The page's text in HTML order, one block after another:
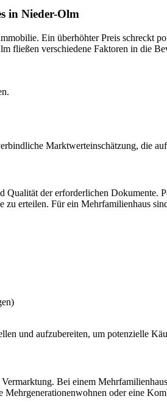
in Nieder-Olm
Ein überhöhter Preis schreckt
fließen verschiedene Faktoren in die
Marktwerteinschätzung, die
der erforderlichen
zu erteilen. Für ein Mehrfamilienhaus
und aufzubereiten, um potenzielle
Bei einem
oder eine